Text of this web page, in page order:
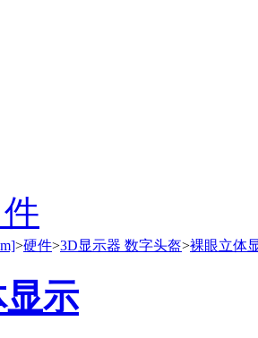
件
>硬件>3D显示器 数字头盔>裸眼立体
示